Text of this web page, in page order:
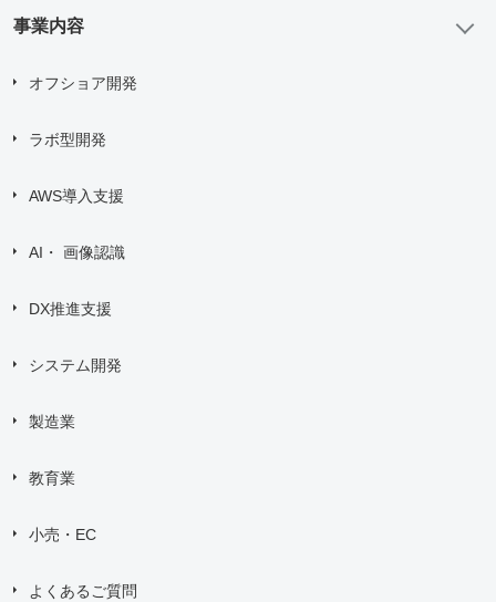
事業内容
オフショア開発
ラボ型開発
AWS導入支援
AI・ 画像認識
DX推進支援
システム開発
製造業
教育業
小売・EC
よくあるご質問